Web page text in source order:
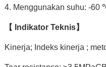
4. Menggunakan suhu: -
【 Indikator Teknis】
Kinerja; Indeks kinerja ;